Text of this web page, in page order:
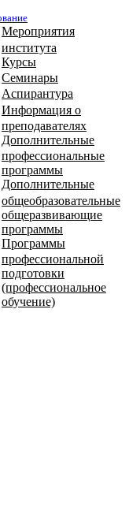
Мероприятия
института
Курсы
Семинары
Аспирантура
Информация о
преподавателях
Дополнительные
профессиональные
программы
Дополнительные
общеобразовательные
общеразвивающие
программы
Программы
профессиональной
подготовки
(профессиональное
обучение)